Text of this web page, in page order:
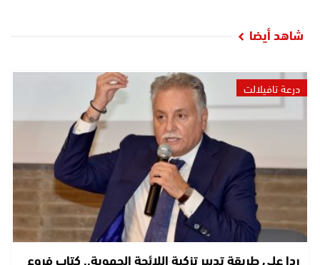
شاهد أيضا
درعة تافيلالت
ردا على طريقة تدبير تزكية اللائحة الجهوية.. كتاب فروع